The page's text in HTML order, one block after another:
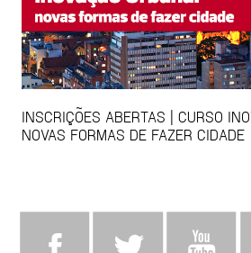
INSCRIÇÕES ABERTAS | CURSO
NOVAS FORMAS DE FAZER CIDADE